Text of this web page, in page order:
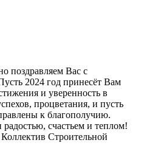
поздравляем Вас с
2024 год принесёт Вам
и уверенность в
процветания, и пусть
к благополучию.
радостью, счастьем и теплом!
Строительной